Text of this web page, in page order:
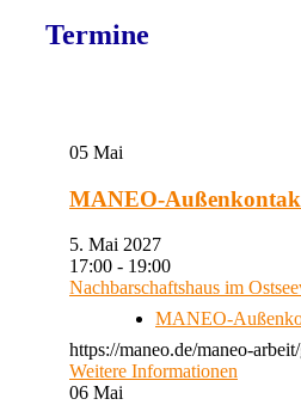
Termine
05 Mai
MANEO-
5. Mai 2027
17:00 - 19:00
Nachbarschaftshaus im
MANEO-
https://maneo.de/maneo-
Weitere Informationen
06 Mai